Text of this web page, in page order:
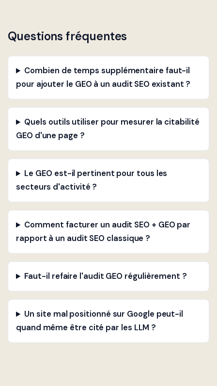
Questions fréquentes
Combien de temps supplémentaire faut-il
pour ajouter le GEO à un audit SEO existant ?
Quels outils utiliser pour mesurer la citabilité
GEO d'une page ?
Le GEO est-il pertinent pour tous les
secteurs d'activité ?
Comment facturer un audit SEO + GEO par
rapport à un audit SEO classique ?
Faut-il refaire l'audit GEO régulièrement ?
Un site mal positionné sur Google peut-il
quand même être cité par les LLM ?